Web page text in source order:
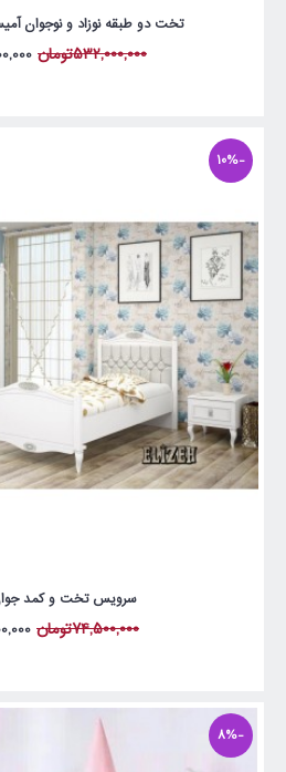
تخت دو طبقه نوزاد و نوجوان
532,000,000تومان
-10%
سرویس تخت و کمد
74,500,000تومان
-8%